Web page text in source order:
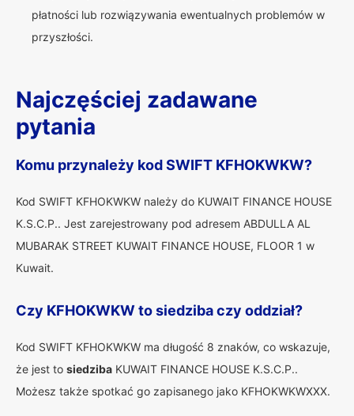
płatności lub rozwiązywania ewentualnych problemów w
przyszłości.
Najczęściej zadawane
pytania
Komu przynależy kod SWIFT KFHOKWKW?
Kod SWIFT KFHOKWKW należy do KUWAIT FINANCE HOUSE
K.S.C.P.. Jest zarejestrowany pod adresem ABDULLA AL
MUBARAK STREET KUWAIT FINANCE HOUSE, FLOOR 1 w
Kuwait.
Czy KFHOKWKW to siedziba czy oddział?
Kod SWIFT KFHOKWKW ma długość 8 znaków, co wskazuje,
że jest to siedziba KUWAIT FINANCE HOUSE K.S.C.P..
Możesz także spotkać go zapisanego jako KFHOKWKWXXX.